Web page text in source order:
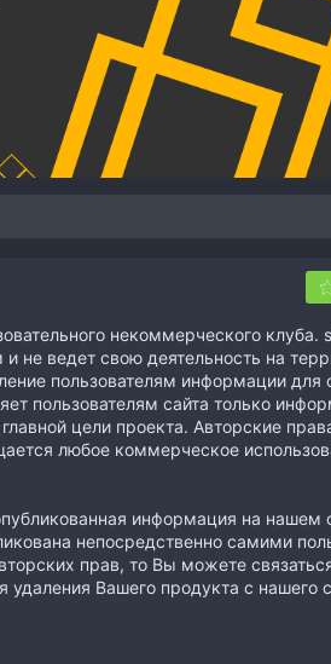
некоммерческого клуба.
не ведет свою деятельность на
пользователям информации для
пользователям сайта только
цели проекта. Авторские
любое коммерческое
информация на нашем
непосредственно самими
прав, то Вы можете
удаления Вашего продукта с нашего